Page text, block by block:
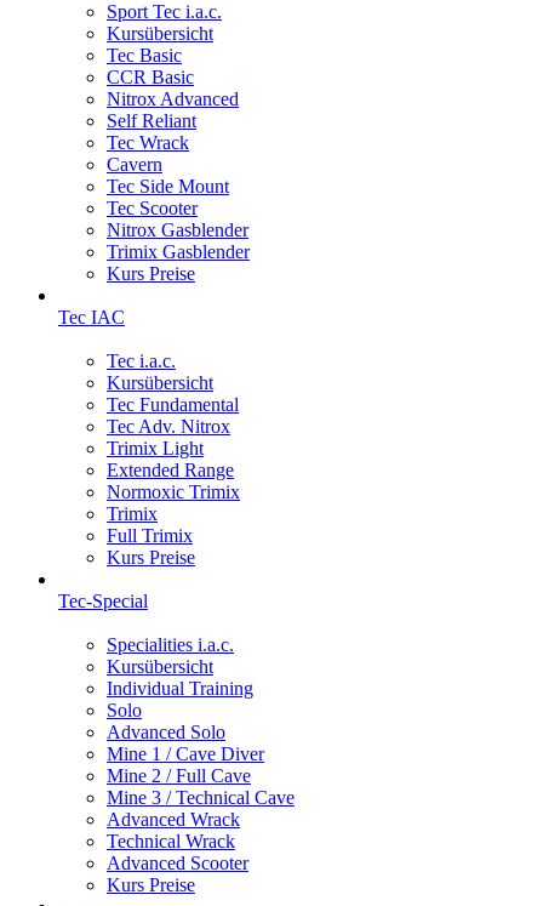
Sport Tec i.a.c.
Kursübersicht
Tec Basic
CCR Basic
Nitrox Advanced
Self Reliant
Tec Wrack
Cavern
Tec Side Mount
Tec Scooter
Nitrox Gasblender
Trimix Gasblender
Kurs Preise
Tec IAC
Tec i.a.c.
Kursübersicht
Tec Fundamental
Tec Adv. Nitrox
Trimix Light
Extended Range
Normoxic Trimix
Trimix
Full Trimix
Kurs Preise
Tec-Special
Specialities i.a.c.
Kursübersicht
Individual Training
Solo
Advanced Solo
Mine 1 / Cave Diver
Mine 2 / Full Cave
Mine 3 / Technical Cave
Advanced Wrack
Technical Wrack
Advanced Scooter
Kurs Preise